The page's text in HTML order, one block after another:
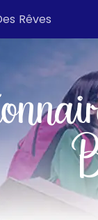
Rêves